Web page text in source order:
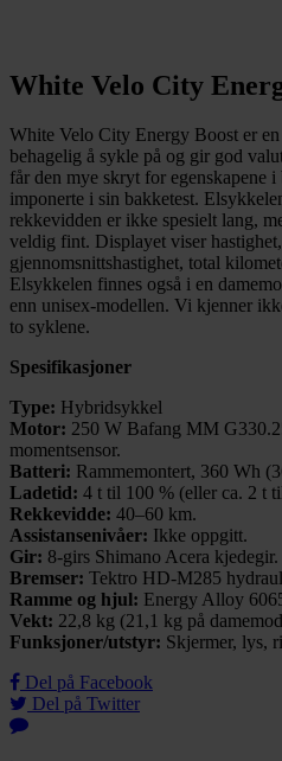
White Velo City
White Velo City Energy Boost er
behagelig å sykle på og gir god
får den mye skryt for egenskapene
imponerte i sin bakketest.
rekkevidden er ikke spesielt lang,
veldig fint. Displayet viser
gjennomsnittshastighet, total
Elsykkelen finnes også i en
enn unisex-modellen. Vi kjenner
to syklene.
Spesifikasjoner
Type: Hybridsykkel
Motor: 250 W Bafang MM
momentsensor.
Batteri: Rammemontert, 360 Wh
Ladetid: 4 t til 100 % (eller ca. 2 t
Rekkevidde: 40–60 km.
Assistansenivåer: Ikke oppgitt.
Gir: 8-girs Shimano Acera kjedegir.
Bremser: Tektro HD-M285
Ramme og hjul: Energy Alloy
Vekt: 22,8 kg (21,1 kg på
Funksjoner/utstyr: Skjermer, lys,
Del på Facebook
Del på Twitter